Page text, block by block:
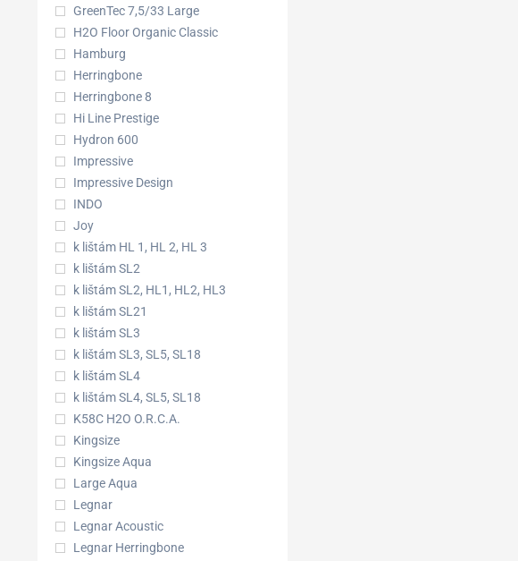
GreenTec 7,5/33 Large
H2O Floor Organic Classic
Hamburg
Herringbone
Herringbone 8
Hi Line Prestige
Hydron 600
Impressive
Impressive Design
INDO
Joy
k lištám HL 1, HL 2, HL 3
k lištám SL2
k lištám SL2, HL1, HL2, HL3
k lištám SL21
k lištám SL3
k lištám SL3, SL5, SL18
k lištám SL4
k lištám SL4, SL5, SL18
K58C H2O O.R.C.A.
Kingsize
Kingsize Aqua
Large Aqua
Legnar
Legnar Acoustic
Legnar Herringbone